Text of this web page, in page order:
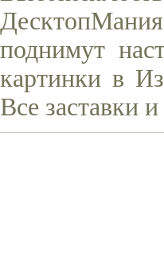
поднимут
картинки в
Все заставки